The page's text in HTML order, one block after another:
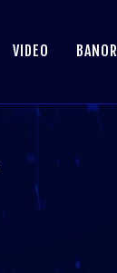
VIDEO